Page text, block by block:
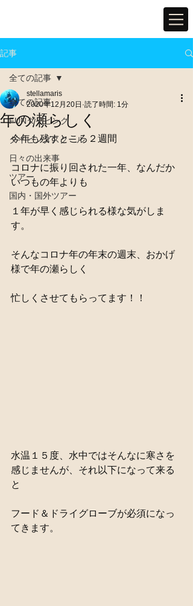
記事
全ての記事
FUNダイビング
ダイビングスクール
日々の出来事
ツアー
国内・国外ツアー
全ての記事
年の瀬らしく
stellamaris
2020年12月20日 読了時間: 1分
今年も残すところ２週間
コロナに振り回された一年、なんだか
いつもの年よりも
１年が早く感じられる様な気がしま
す。
そんなコロナ年の年末の週末、おかげ
様で年の瀬らしく
忙しくさせてもらってます！！
水温１５度、水中ではそんなに寒さを
感じませんが、それ以下になって来る
と
フード＆ドライグローブが必須になっ
てきます。